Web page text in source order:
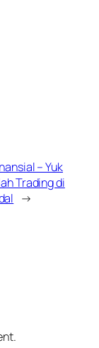
– Yuk
Trading di
→